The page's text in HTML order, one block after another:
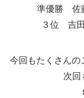
準優勝 佐
３位 吉
今回もたくさん
次回